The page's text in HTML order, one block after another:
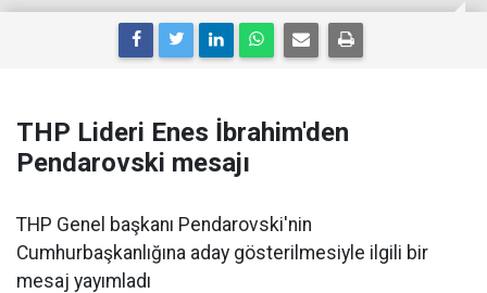
THP Lideri Enes İbrahim'den
Pendarovski mesajı
THP Genel başkanı Pendarovski'nin
Cumhurbaşkanlığına aday gösterilmesiyle ilgili bir
mesaj yayımladı